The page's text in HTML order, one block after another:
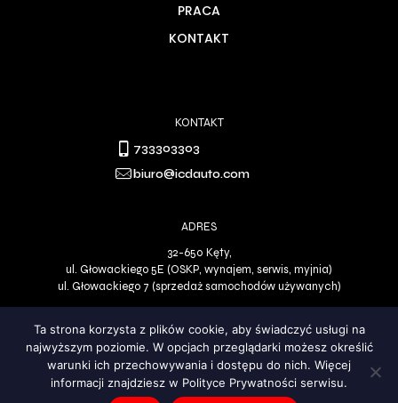
PRACA
KONTAKT
KONTAKT
733303303
biuro@icdauto.com
ADRES
32-650 Kęty,
ul. Głowackiego 5E (OSKP, wynajem, serwis, myjnia)
ul. Głowackiego 7 (sprzedaż samochodów używanych)
Polityka Prywatności DO GÓRY
Ta strona korzysta z plików cookie, aby świadczyć usługi na
najwyższym poziomie. W opcjach przeglądarki możesz określić
warunki ich przechowywania i dostępu do nich. Więcej
informacji znajdziesz w Polityce Prywatności serwisu.